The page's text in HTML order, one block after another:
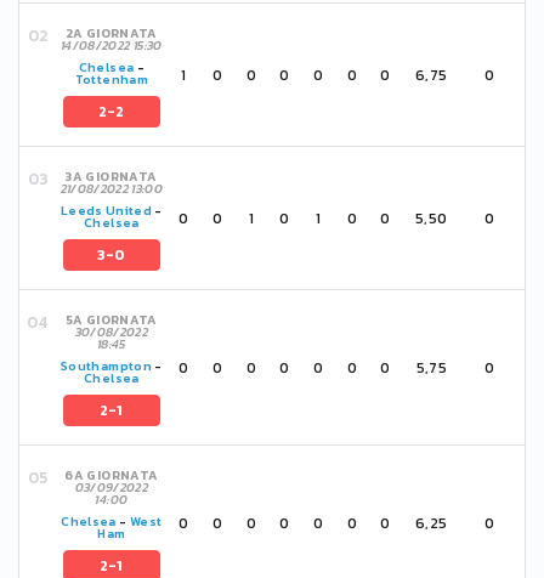
2A GIORNATA
14/08/2022 15:30
Chelsea -
Tottenham
2-2
1 0 0 0 0 0 0 6,75 0
3A GIORNATA
21/08/2022 13:00
Leeds United -
Chelsea
3-0
0 0 1 0 1 0 0 5,50 0
5A GIORNATA
30/08/2022
18:45
Southampton-
Chelsea
2-1
0 0 0 0 0 0 0 5,75 0
6A GIORNATA
03/09/2022
14:00
Chelsea - West
Ham
2-1
0 0 0 0 0 0 0 6,25 0